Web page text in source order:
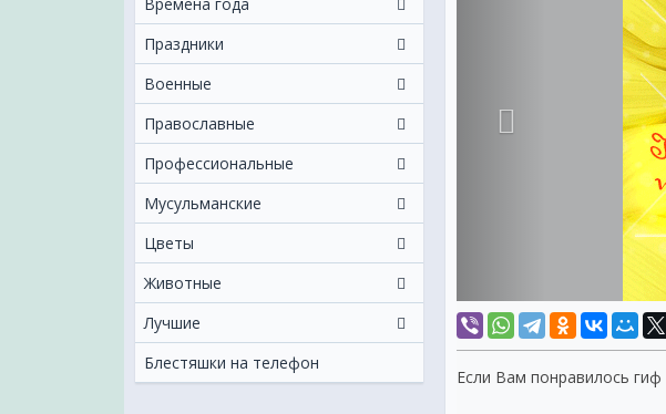
Праздники
Военные
Православные
Профессиональные
Мусульманские
Цветы
Животные
Лучшие
Блестяшки на телефон
Если Вам понравилось гиф